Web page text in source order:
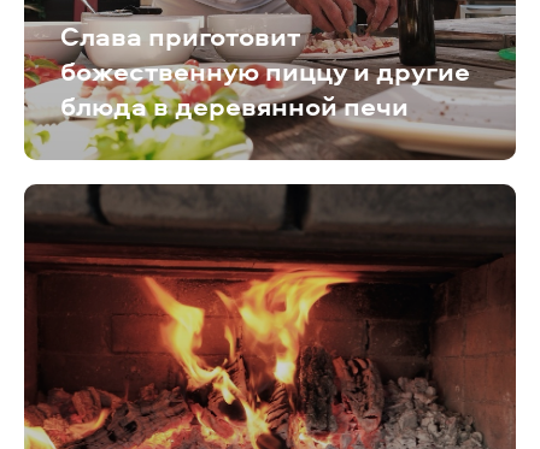
Слава приготовит
божественную пиццу и другие
блюда в деревянной печи